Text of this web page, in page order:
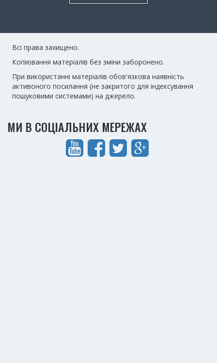
Всі права захищено.
Копіювання матеріалів без зміни заборонено.
При використанні матеріалів обов'язкова наявність
активоного посилання (не закритого для індексування
пошуковими системами) на джерело.
МИ В СОЦІАЛЬНИХ МЕРЕЖАХ